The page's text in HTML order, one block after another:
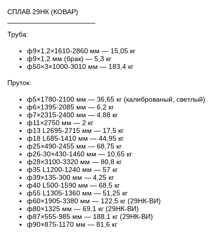
СПЛАВ 29НК (КОВАР)
──────────────────
Труба:
ф9×1,2×1610-2860 мм — 15,05 кг
ф9×1,2 мм (брак) — 5,3 кг
ф50×3×1000-3010 мм — 183,4 кг
Пруток:
ф5×1780-2100 мм — 36,65 кг (калиброваный, светлый)
ф6×1395-2085 мм — 6,2 кг
ф7×2315-2400 мм — 4,88 кг
ф11×2750 мм — 2 кг
ф13 L2695-2715 мм — 17,5 кг
ф18 L685-1410 мм — 44,95 кг
ф25×490-2455 мм — 68,75 кг
ф26-30×430-1460 мм — 10,65 кг
ф28×3100-3320 мм — 80,8 кг
ф35 L1200-1240 мм — 57 кг
ф39×135-300 мм — 4,25 кг
ф40 L500-1590 мм — 68,5 кг
ф55 L1305-1360 мм — 51,25 кг
ф60×1905-3380 мм — 122,5 кг (29НК-ВИ)
ф80×1325 мм — 69,1 кг (29НК-ВИ)
ф87×555-985 мм — 188,1 кг (29НК-ВИ)
ф90×875-1170 мм — 81,6 кг